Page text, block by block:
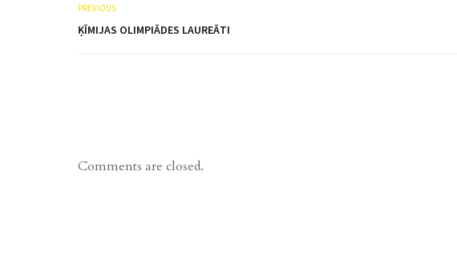
PREVIOUS
ĶĪMIJAS OLIMPIĀDES LAUREĀTI
Comments are closed.